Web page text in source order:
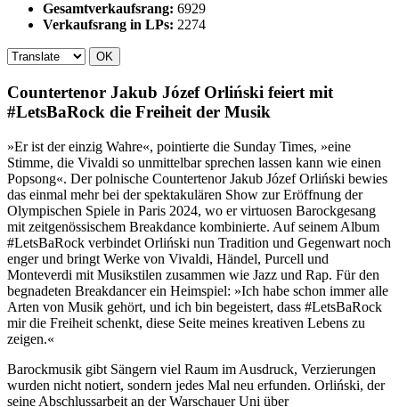
Gesamtverkaufsrang: 6929
Verkaufsrang in LPs: 2274
OK
Countertenor Jakub Józef Orliński feiert mit
#LetsBaRock die Freiheit der Musik
»Er ist der einzig Wahre«, pointierte die Sunday Times, »eine
Stimme, die Vivaldi so unmittelbar sprechen lassen kann wie einen
Popsong«. Der polnische Countertenor Jakub Józef Orliński bewies
das einmal mehr bei der spektakulären Show zur Eröffnung der
Olympischen Spiele in Paris 2024, wo er virtuosen Barockgesang
mit zeitgenössischem Breakdance kombinierte. Auf seinem Album
#LetsBaRock verbindet Orliński nun Tradition und Gegenwart noch
enger und bringt Werke von Vivaldi, Händel, Purcell und
Monteverdi mit Musikstilen zusammen wie Jazz und Rap. Für den
begnadeten Breakdancer ein Heimspiel: »Ich habe schon immer alle
Arten von Musik gehört, und ich bin begeistert, dass #LetsBaRock
mir die Freiheit schenkt, diese Seite meines kreativen Lebens zu
zeigen.«
Barockmusik gibt Sängern viel Raum im Ausdruck, Verzierungen
wurden nicht notiert, sondern jedes Mal neu erfunden. Orliński, der
seine Abschlussarbeit an der Warschauer Uni über